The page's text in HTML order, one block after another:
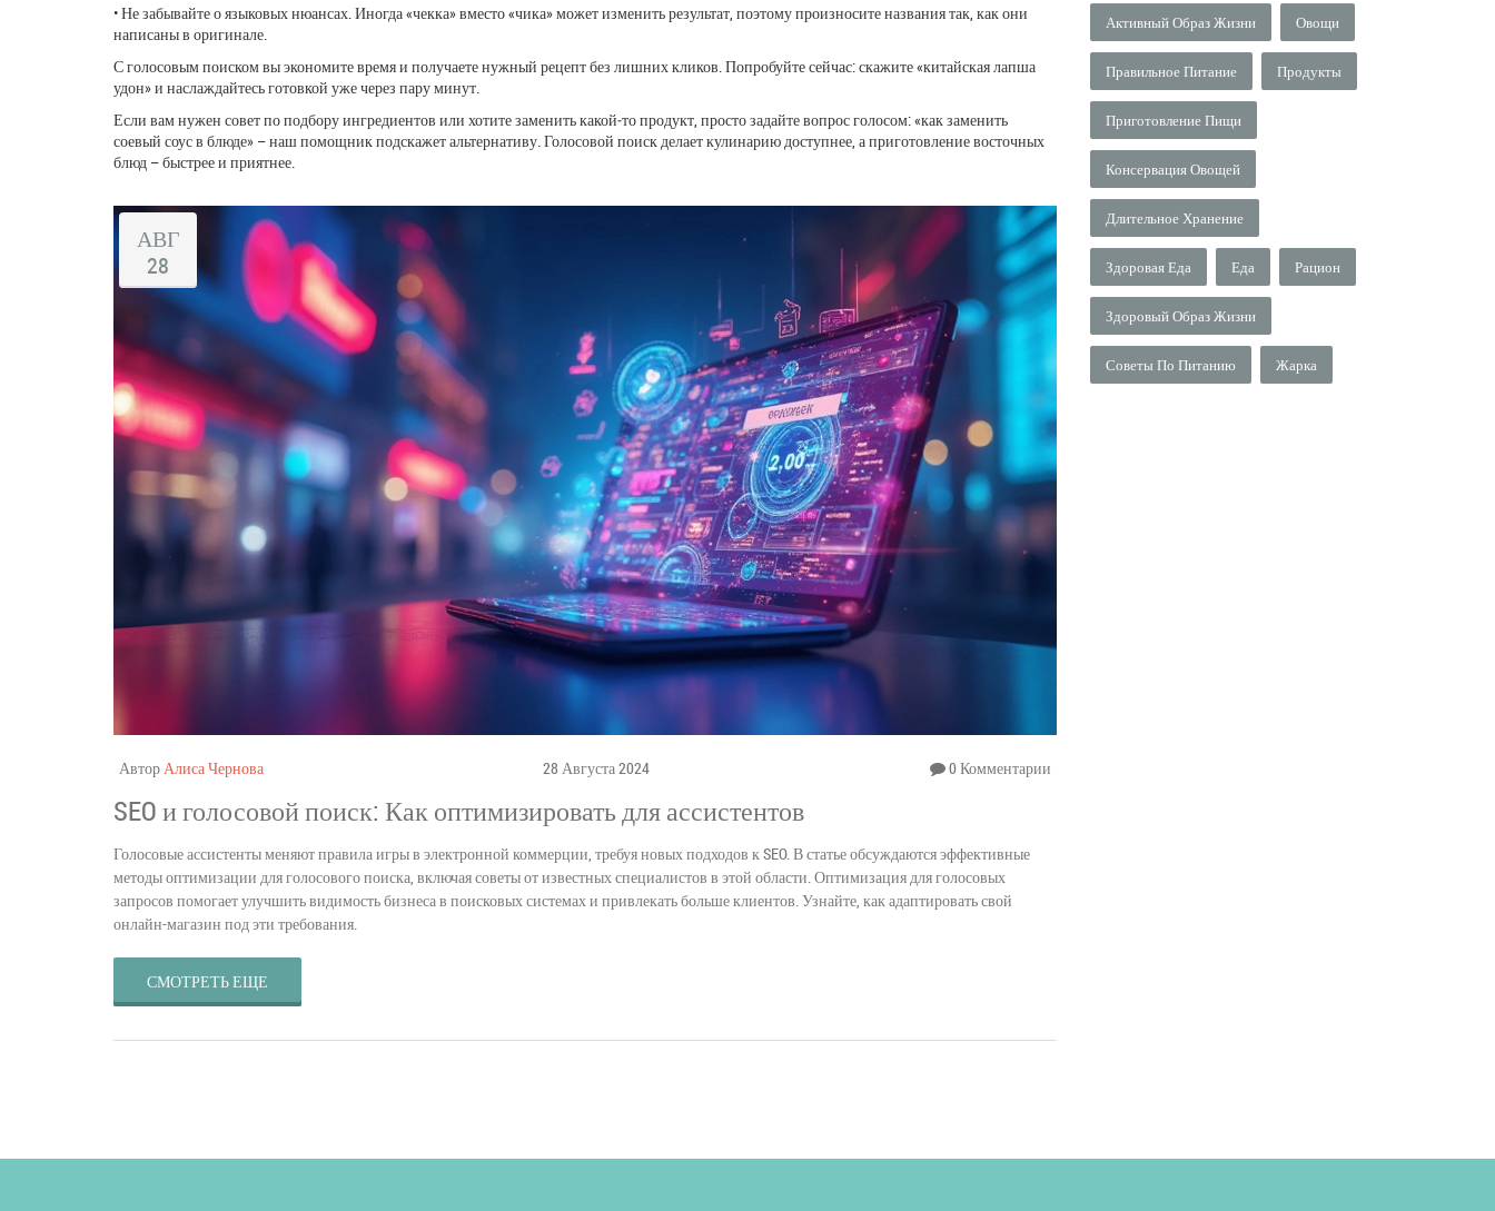
• Не забывайте о языковых нюансах. Иногда «чекка» вместо «чика» может изменить результат, поэтому произносите названия так, как они
написаны в оригинале.
С голосовым поиском вы экономите время и получаете нужный рецепт без лишних кликов. Попробуйте сейчас: скажите «китайская лапша
удон» и наслаждайтесь готовкой уже через пару минут.
Если вам нужен совет по подбору ингредиентов или хотите заменить какой‑то продукт, просто задайте вопрос голосом: «как заменить
соевый соус в блюде» – наш помощник подскажет альтернативу. Голосовой поиск делает кулинарию доступнее, а приготовление восточных
блюд – быстрее и приятнее.
АВГ
28
АвторАлиса Чернова 28 Августа 2024 0 Комментарии
SEO и голосовой поиск: Как оптимизировать для ассистентов
Голосовые ассистенты меняют правила игры в электронной коммерции, требуя новых подходов к SEO. В статье обсуждаются эффективные
методы оптимизации для голосового поиска, включая советы от известных специалистов в этой области. Оптимизация для голосовых
запросов помогает улучшить видимость бизнеса в поисковых системах и привлекать больше клиентов. Узнайте, как адаптировать свой
онлайн-магазин под эти требования.
СМОТРЕТЬ ЕЩЕ
Активный Образ Жизни Овощи
Правильное Питание Продукты
Приготовление Пищи
Консервация Овощей
Длительное Хранение
Здоровая Еда Еда Рацион
Здоровый Образ Жизни
Советы По Питанию Жарка